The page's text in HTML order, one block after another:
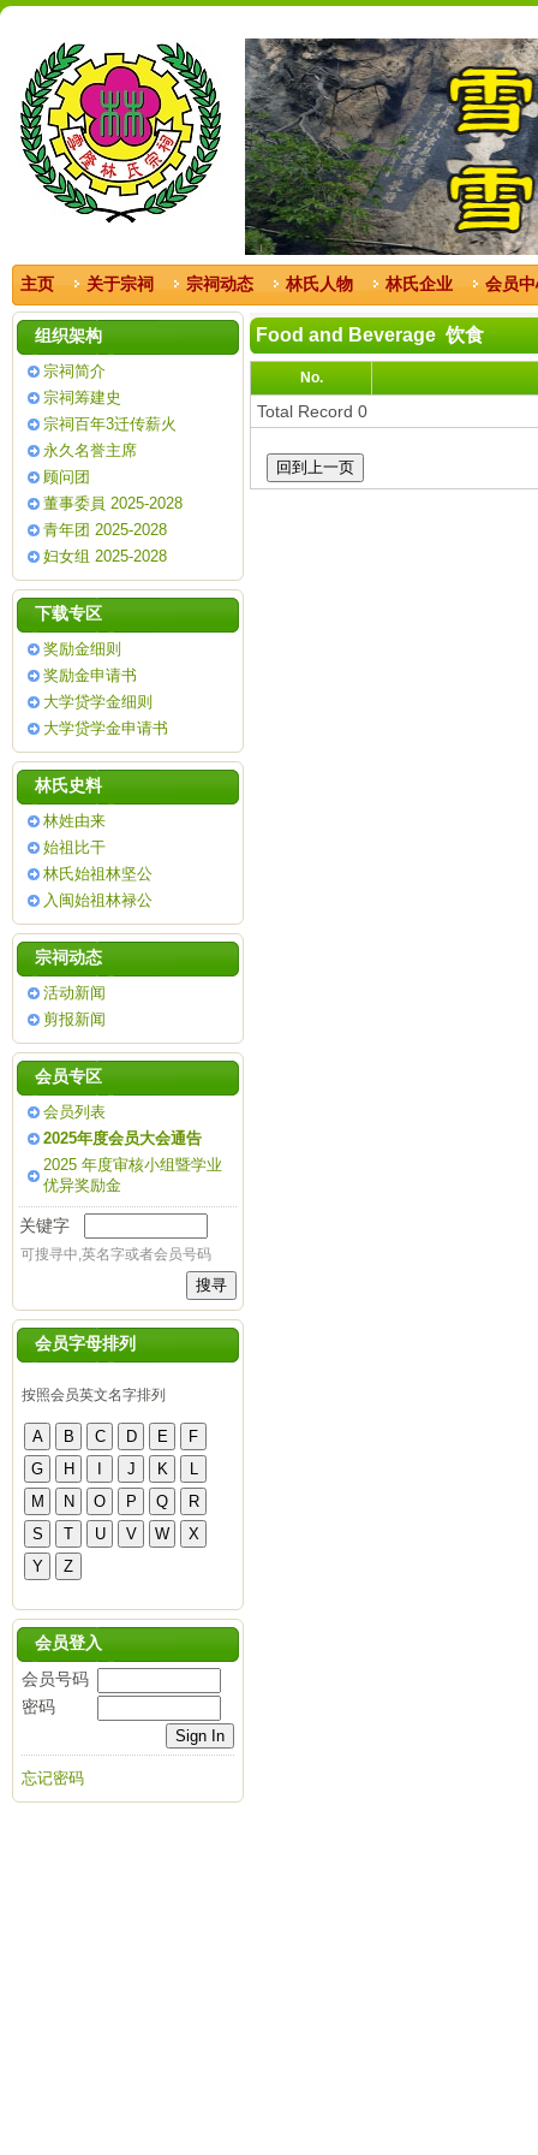
主页 关于宗祠 宗祠动态 林氏人物 林氏企业 会员
组织架构
宗祠简介
宗祠筹建史
宗祠百年3迁传薪火
永久名誉主席
顾问团
董事委員 2025-2028
青年团 2025-2028
妇女组 2025-2028
下载专区
奖励金细则
奖励金申请书
大学贷学金细则
大学贷学金申请书
林氏史料
林姓由来
始祖比干
林氏始祖林坚公
入闽始祖林禄公
宗祠动态
活动新闻
剪报新闻
会员专区
会员列表
2025年度会员大会通告
2025 年度审核小组暨学业
优异奖励金
关键字
可搜寻中,英名字或者会员号码
会员字母排列
按照会员英文名字排列
会员登入
会员号码
密码
忘记密码
Food and Beverage 饮食
No.
Total Record 0